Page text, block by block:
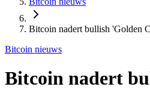
Bitcoin nadert bullish 'Golden
Bitcoin nieuws
Bitcoin nadert